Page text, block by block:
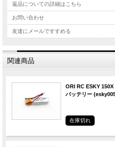
返品についての詳細はこちら
お問い合わせ
友達にメールですすめる
関連商品
ORI RC ESKY 150X
バッテリー
在庫切れ